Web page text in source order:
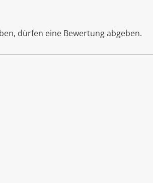
dürfen eine Bewertung abgeben.